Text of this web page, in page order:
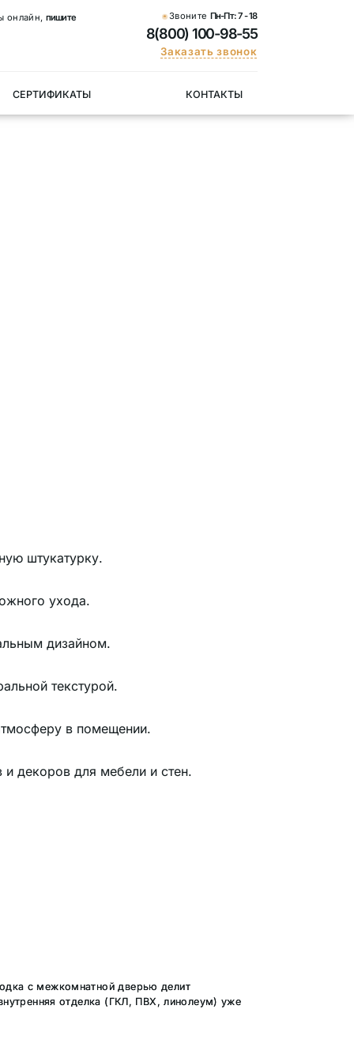
онлайн, пишите Звоните Пн-Пт:7 - 18
8(800) 100-98-55
Заказать звонок
СЕРТИФИКАТЫ КОНТАКТЫ
штукатурку.
ухода.
дизайном.
текстурой.
в помещении.
декоров для мебели и стен.
с межкомнатной дверью делит
отделка (ГКЛ, ПВХ, линолеум) уже